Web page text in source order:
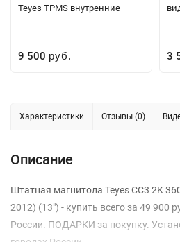
Teyes TPMS внутренние
9 500 руб. 3
Характеристики Отзывы (0)
Описание
Штатная магнитола Teyes CC3 2K
2012) (13") - купить всего за 49 900
России. ПОДАРКИ за покупку.